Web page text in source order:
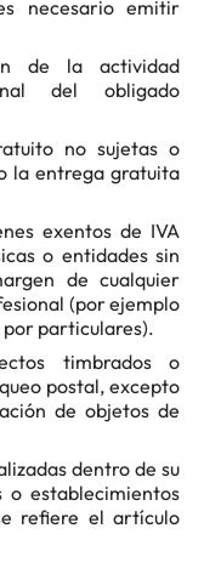
necesario emitir
de la actividad
del obligado
no sujetas o
la entrega gratuita
exentos de IVA
o entidades sin
de cualquier
(por ejemplo
particulares).
timbrados o
postal, excepto
de objetos de
dentro de su
o establecimientos
refiere el artículo